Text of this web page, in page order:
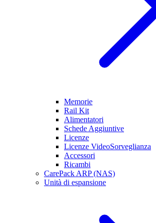
Memorie
Rail Kit
Alimentatori
Schede Aggiuntive
Licenze
Licenze VideoSorveglianza
Accessori
Ricambi
CarePack ARP (NAS)
Unità di espansione